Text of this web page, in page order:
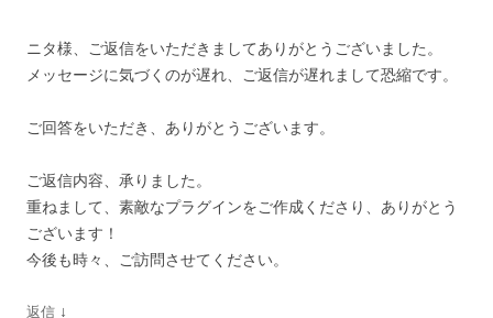
ニタ様、ご返信をいただきましてありがとうございました。
メッセージに気づくのが遅れ、ご返信が遅れまして恐縮です。
ご回答をいただき、ありがとうございます。
ご返信内容、承りました。
重ねまして、素敵なプラグインをご作成くださり、ありがとう
ございます！
今後も時々、ご訪問させてください。
返信 ↓